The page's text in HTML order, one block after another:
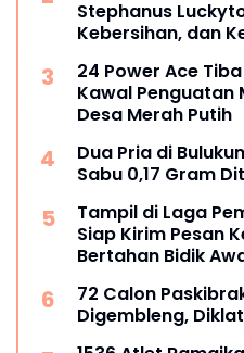
Stephanus
Kebersihan, dan
24 Power Ace
Kawal Penguatan
Desa Merah Putih
Dua Pria di
Sabu 0,17 Gram
Tampil di Laga
Siap Kirim Pesan
Bertahan Bidik
72 Calon
Digembleng,